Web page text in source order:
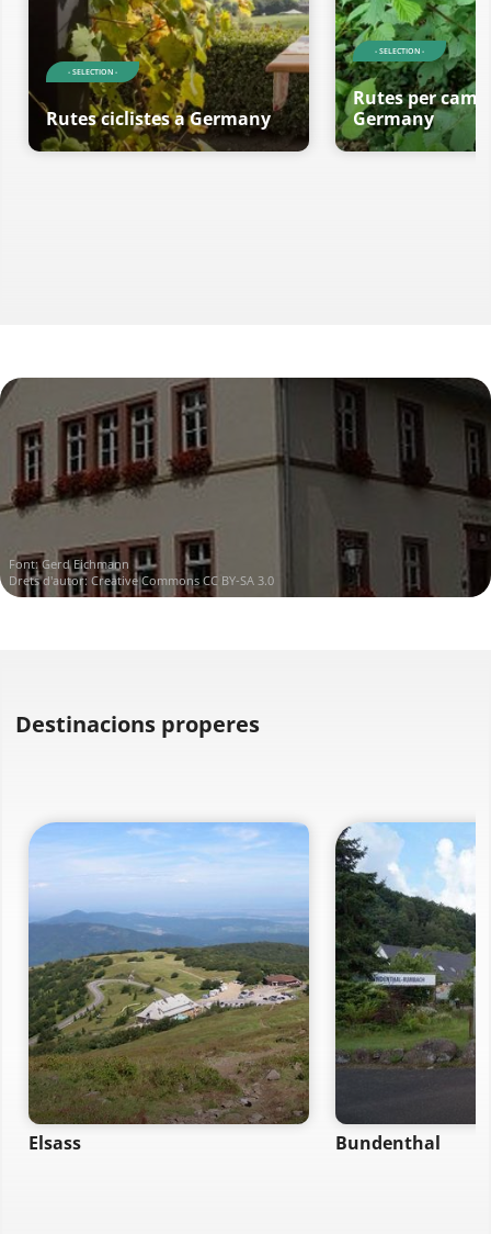
- SELECTION -
Rutes ciclistes a Germany
- SELECTION -
Rutes per
Germany
Font:Gerd Eichmann
Drets d'autor: Creative Commons CC BY-SA 3.0
Destinacions properes
Elsass Bundenthal